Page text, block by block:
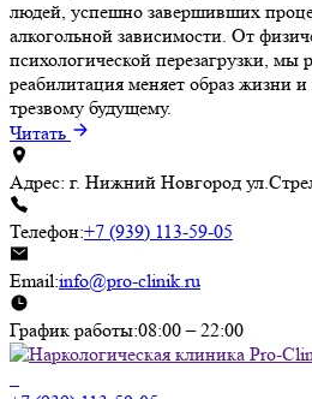
людей, успешно завершивших
алкогольной зависимости. От
психологической перезагрузки, мы
реабилитация меняет образ жизни
трезвому будущему.
Читать
Адрес: г. Нижний Новгород
Телефон:+7 (939) 113-59-05
Email:info@pro-clinik.ru
График работы:08:00 – 22:00